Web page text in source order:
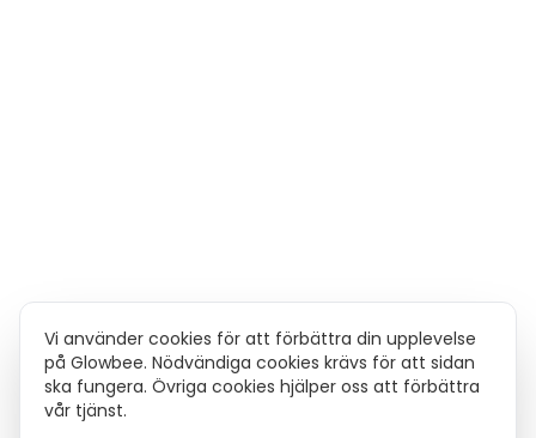
Vi använder cookies för att förbättra din upplevelse
på Glowbee. Nödvändiga cookies krävs för att sidan
ska fungera. Övriga cookies hjälper oss att förbättra
vår tjänst.